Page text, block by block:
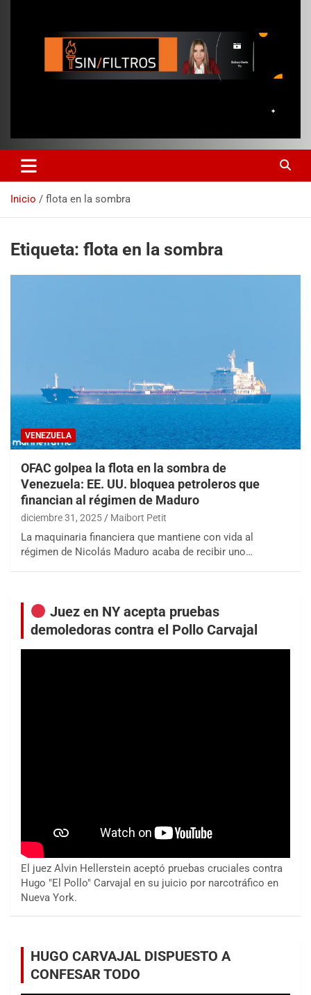
Inicio flota en la sombra
Etiqueta: flota en la sombra
VENEZUELA
OFAC golpea la flota en la sombra de
Venezuela: EE. UU. bloquea petroleros que
financian al régimen de Maduro
diciembre 31, 2025 Maibort Petit
La maquinaria financiera que mantiene con vida al
régimen de Nicolás Maduro acaba de recibir uno…
Juez en NY acepta pruebas
demoledoras contra el Pollo Carvajal
El juez Alvin Hellerstein aceptó pruebas cruciales contra
Hugo "El Pollo" Carvajal en su juicio por narcotráfico en
Nueva York.
HUGO CARVAJAL DISPUESTO A
CONFESAR TODO